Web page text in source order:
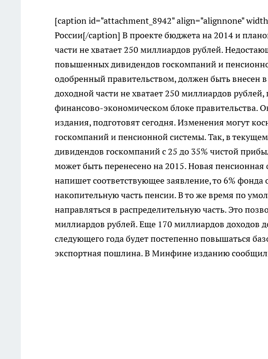
[caption id="attachment_8942" align="alignnone"
России[/caption] В проекте бюджета на 2014 и
части не хватает 250 миллиардов рублей.
повышенных дивидендов госкомпаний и
одобренный правительством, должен быть внесен
доходной части не хватает 250 миллиардов
финансово-экономическом блоке правительства.
издания, подготовят сегодня. Изменения могут
госкомпаний и пенсионной системы. Так, в
дивидендов госкомпаний с 25 до 35% чистой
может быть перенесено на 2015. Новая
напишет соответствующее заявление, то 6%
накопительную часть пенсии. В то же время по
направляться в распределительную часть. Это
миллиардов рублей. Еще 170 миллиардов доходов
следующего года будет постепенно повышаться
экспортная пошлина. В Минфине изданию